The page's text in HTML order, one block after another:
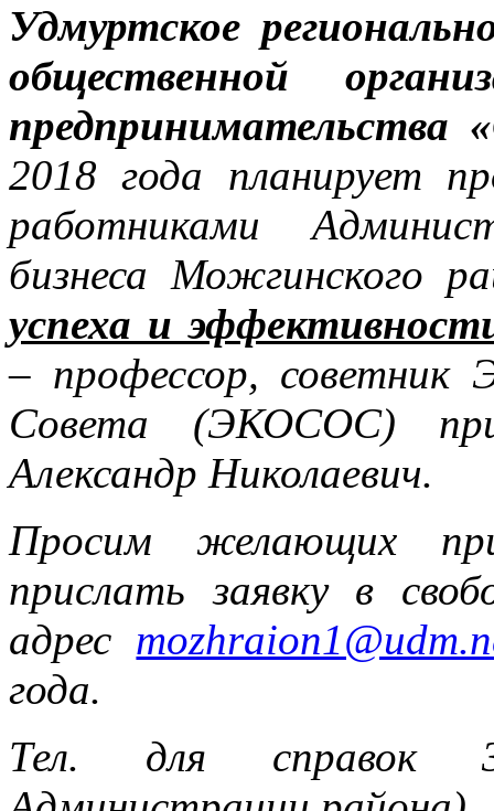
Удмуртское
общественной
2018 года планирует
работниками
бизнеса Можгинского
успеха и
– профессор, советник
Совета (ЭКОСОС)
Александр Николаевич.
Просим желающих
прислать заявку в
адрес
года.
Тел. для справок